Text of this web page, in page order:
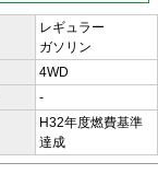
レギュラー
ガソリン
4WD
-
H32年度燃費基準
達成